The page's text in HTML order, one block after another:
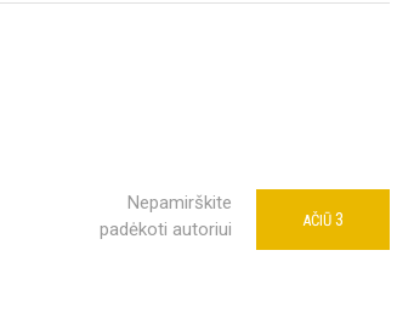
Nepamirškite
padėkoti autoriui
AČIŪ 3